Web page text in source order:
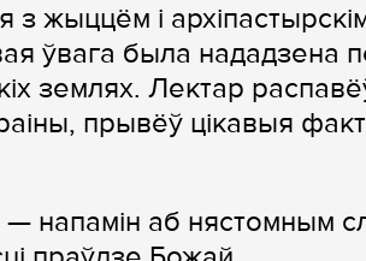
з жыццём і
ўвага была нададзена
землях. Лектар
прывёў цікавыя
— напамін аб нястомным